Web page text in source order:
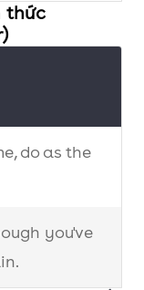
much his
keeps
result, she
thức
do as the
you've